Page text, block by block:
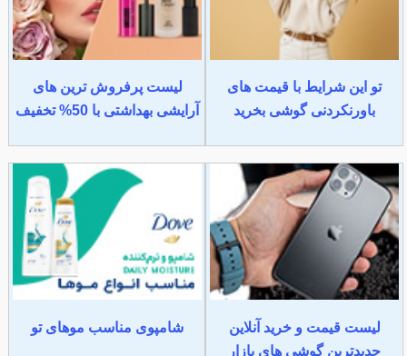
تو این شرایط با قیمت های
باورنکردنی گوشی بخرید
لیست پرفروش ترین های
آرایشی بهداشتی با 50% تخفیف
لیست قیمت و خرید آنلاین
جدیدترین گوشی های بازار
شامپوی مناسب موهای تو